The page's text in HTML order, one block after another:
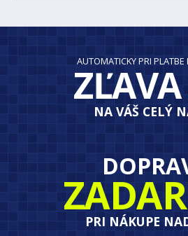
AUTOMATICKY PRI
ZĽAVA
NA VÁŠ CELÝ
PRI NÁKUPE